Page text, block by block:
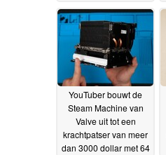
geheugen01-07-2026
YouTuber bouwt de
Steam Machine van
Valve uit tot een
krachtpatser van meer
dan 3000 dollar met 64